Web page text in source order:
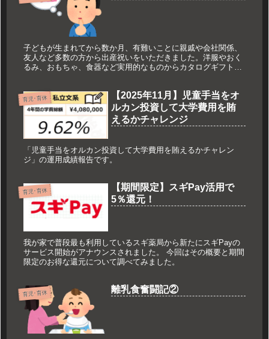
子どもが生まれてから数か月、有難いことに親戚や会社関係、
友人など多数の方から出産祝いをいただきました。洋服やおく
るみ、おもちゃ、食器など実用的なものからカタログギフトな
育児･育休
【2025年11月】児童手当をオ
ルカン投資して大学費用を賄
えるかチャレンジ
「児童手当をオルカン投資して大学費用を賄えるかチャレン
ジ」の運用成績報告です。
育児･育休
【期間限定】スギPay活用で
5％還元！
我が家で普段最も利用しているスギ薬局から新たにスギPayの
サービス開始がアナウンスされました。 今回はその概要と期間
限定のお得な還元について調べてみました。
育児･育休 離乳食奮闘記②